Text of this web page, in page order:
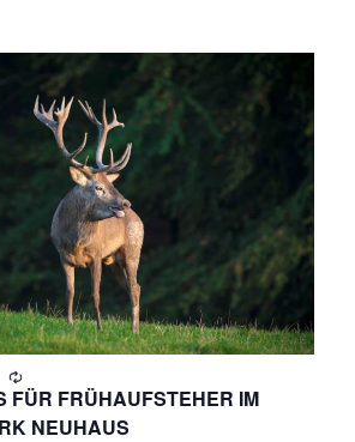
U
N
D
A
N
S
I
A
N
FÜR FRÜHAUFSTEHER IM
NEUHAUS